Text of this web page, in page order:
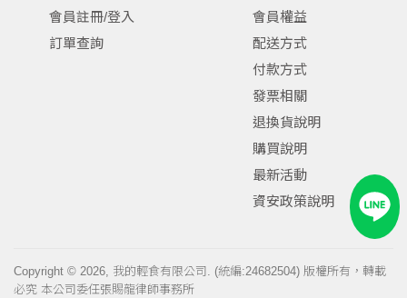
會員註冊/登入
訂單查詢
會員權益
配送方式
付款方式
發票相關
退換貨說明
購買說明
最新活動
資安政策說明
Copyright © 2026, 我的輕食有限公司. (統編:24682504) 版權所有，轉載
必究 本公司委任張賜龍律師事務所